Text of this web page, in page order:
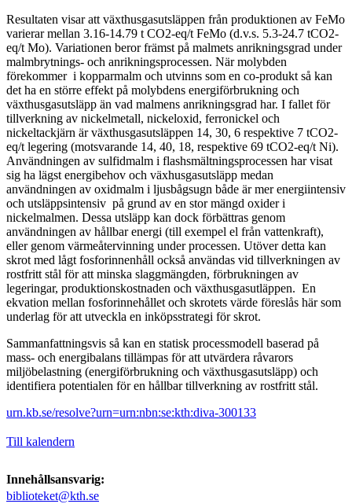
Resultaten visar att växthusgasutsläppen från produktionen av FeMo
varierar mellan 3.16-14.79 t CO2-eq/t FeMo (d.v.s. 5.3-24.7 tCO2-
eq/t Mo). Variationen beror främst på malmets anrikningsgrad under
malmbrytnings- och anrikningsprocessen. När molybden
förekommer i kopparmalm och utvinns som en co-produkt så kan
det ha en större effekt på molybdens energiförbrukning och
växthusgasutsläpp än vad malmens anrikningsgrad har. I fallet för
tillverkning av nickelmetall, nickeloxid, ferronickel och
nickeltackjärn är växthusgasutsläppen 14, 30, 6 respektive 7 tCO2-
eq/t legering (motsvarande 14, 40, 18, respektive 69 tCO2-eq/t Ni).
Användningen av sulfidmalm i flashsmältningsprocessen har visat
sig ha lägst energibehov och växhusgasutsläpp medan
användningen av oxidmalm i ljusbågsugn både är mer energiintensiv
och utsläppsintensiv på grund av en stor mängd oxider i
nickelmalmen. Dessa utsläpp kan dock förbättras genom
användningen av hållbar energi (till exempel el från vattenkraft),
eller genom värmeåtervinning under processen. Utöver detta kan
skrot med lågt fosforinnenhåll också användas vid tillverkningen av
rostfritt stål för att minska slaggmängden, förbrukningen av
legeringar, produktionskostnaden och växthusgasutläppen. En
ekvation mellan fosforinnehållet och skrotets värde föreslås här som
underlag för att utveckla en inköpsstrategi för skrot.
Sammanfattningsvis så kan en statisk processmodell baserad på
mass- och energibalans tillämpas för att utvärdera råvarors
miljöbelastning (energiförbrukning och växthusgasutsläpp) och
identifiera potentialen för en hållbar tillverkning av rostfritt stål.
urn.kb.se/resolve?urn=urn:nbn:se:kth:diva-300133
Till kalendern
Innehållsansvarig:
biblioteket@kth.se